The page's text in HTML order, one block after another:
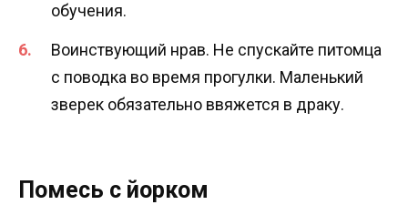
обучения.
Воинствующий нрав. Не спускайте питомца
с поводка во время прогулки. Маленький
зверек обязательно ввяжется в драку.
Помесь с йорком